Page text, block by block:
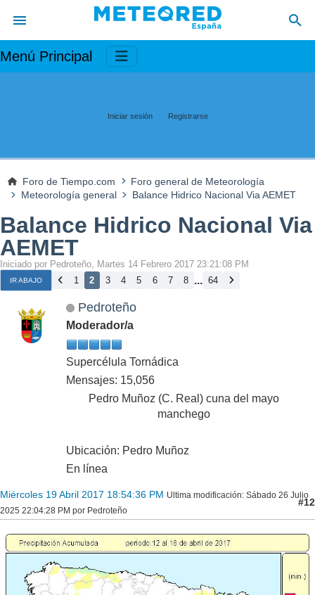
Menú Principal
Iniciar sesión Registrarse
Foro de Tiempo.com
Foro general de Meteorología
Meteorología general
Balance Hidrico Nacional Via AEMET
Balance Hidrico Nacional Via
AEMET
Iniciado por Pedroteño, Martes 14 Febrero 2017 23:21:08 PM
IR ABAJO 1 2 3 4 5 6 7 8 ... 64
Pedroteño
Moderador/a
Supercélula Tornádica
Mensajes: 15,056
Pedro Muñoz (C. Real) cuna del mayo
manchego
Ubicación: Pedro Muñoz
En línea
Miércoles 19 Abril 2017 18:54:36 PM Ultima modificación: Sábado 26 Julio
2025 22:04:28 PM por Pedroteño
#12